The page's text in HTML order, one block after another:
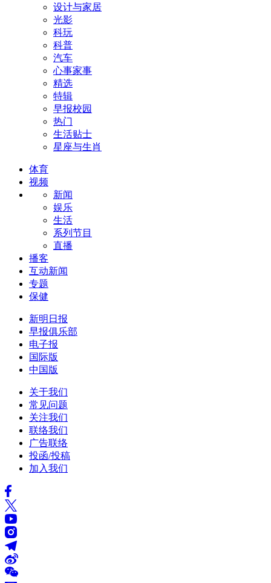
设计与家居
光影
科玩
科普
汽车
心事家事
精选
特辑
早报校园
热门
生活贴士
星座与生肖
体育
视频
新闻
娱乐
生活
系列节目
直播
播客
互动新闻
专题
保健
新明日报
早报俱乐部
电子报
国际版
中国版
关于我们
常见问题
关注我们
联络我们
广告联络
投函/投稿
加入我们